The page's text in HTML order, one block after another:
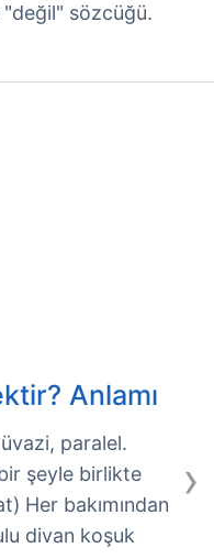
sözcüğü.
Anlamı
›
paralel.
şeyle birlikte
Her bakımından
divan koşuk